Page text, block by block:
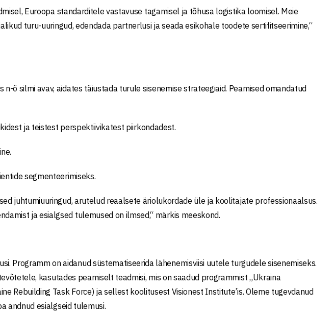
Euroopa standarditele vastavuse tagamisel ja tõhusa logistika loomisel. Meie
turu-uuringud, edendada partnerlusi ja seada esikohale toodete sertifitseerimine,“
ö silmi avav, aidates täiustada turule sisenemise strateegiaid. Peamised omandatud
ja teistest perspektiivikatest piirkondadest.
segmenteerimiseks.
juhtumiuuringud, arutelud reaalsete äriolukordade üle ja koolitajate professionaalsus.
ja esialgsed tulemused on ilmsed,“ märkis meeskond.
Programm on aidanud süstematiseerida lähenemisviisi uutele turgudele sisenemiseks.
kasutades peamiselt teadmisi, mis on saadud programmist „Ukraina
Rebuilding Task Force) ja sellest koolitusest Visionest Institute’is. Oleme tugevdanud
andnud esialgseid tulemusi.